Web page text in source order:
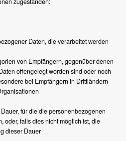
Daten, die verarbeitet werden
von Empfängern, gegenüber denen
offengelegt worden sind oder noch
bei Empfängern in Drittländern
für die die personenbezogenen
oder, falls dies nicht möglich ist, die
dieser Dauer